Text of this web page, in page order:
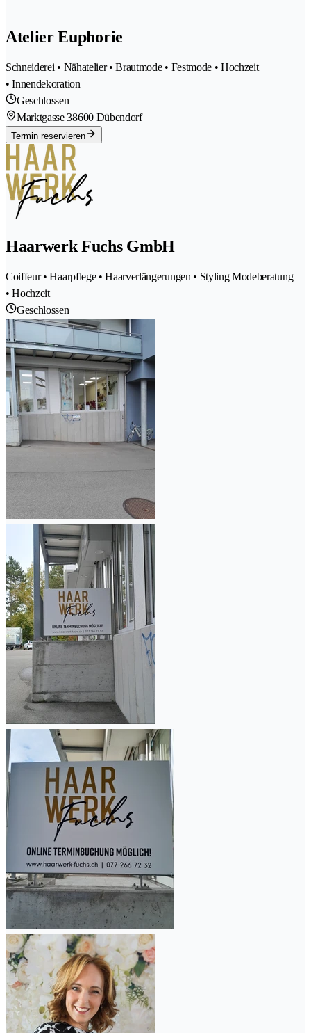
Atelier Euphorie
Schneiderei • Nähatelier • Brautmode • Festmode • Hochzeit
• Innendekoration
Geschlossen
Marktgasse 38600 Dübendorf
Termin reservieren
Haarwerk Fuchs GmbH
Coiffeur • Haarpflege • Haarverlängerungen • Styling Modeberatung
• Hochzeit
Geschlossen